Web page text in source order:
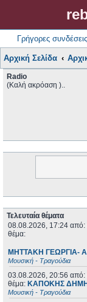
Γρήγορες συνδέσεις
Αρχική Σελίδα
Radio
(Καλή ακρόαση )..
Τελευταία θέματα
08.08.2026, 17:24 από:
θέμα:
ΜΗΤΤΑΚΗ ΓΕΩΡΓΙΑ-
Μουσική - Τραγούδια
03.08.2026, 20:56 από:
θέμα: ΚΑΠΟΚΗΣ
Μουσική - Τραγούδια